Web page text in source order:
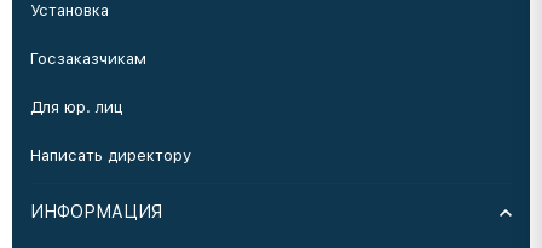
Установка
Госзаказчикам
Для юр. лиц
Написать директору
ИНФОРМАЦИЯ